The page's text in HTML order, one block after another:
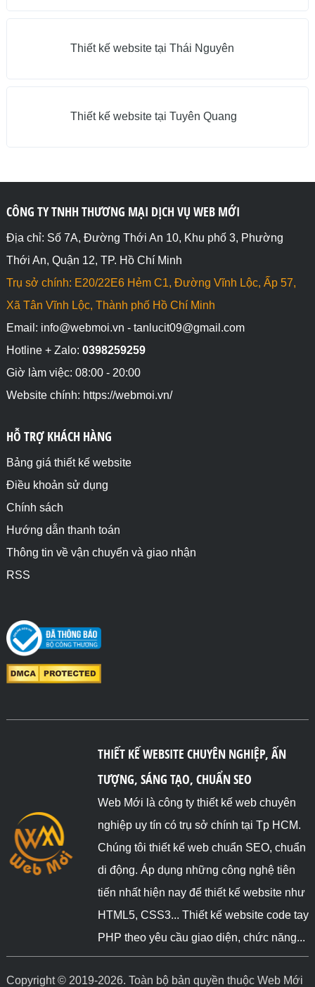
Thiết kế website tại Thái Nguyên
Thiết kế website tại Tuyên Quang
CÔNG TY TNHH THƯƠNG MẠI DỊCH VỤ WEB MỚI
Địa chỉ: Số 7A, Đường Thới An 10, Khu phố 3, Phường
Thới An, Quận 12, TP. Hồ Chí Minh
Trụ sở chính: E20/22E6 Hẻm C1, Đường Vĩnh Lộc, Ấp 57,
Xã Tân Vĩnh Lộc, Thành phố Hồ Chí Minh
Email: info@webmoi.vn - tanlucit09@gmail.com
Hotline + Zalo: 0398259259
Giờ làm việc: 08:00 - 20:00
Website chính: https://webmoi.vn/
HỖ TRỢ KHÁCH HÀNG
Bảng giá thiết kế website
Điều khoản sử dụng
Chính sách
Hướng dẫn thanh toán
Thông tin về vận chuyển và giao nhận
RSS
THIẾT KẾ WEBSITE CHUYÊN NGHIỆP, ẤN
TƯỢNG, SÁNG TẠO, CHUẨN SEO
Web Mới là công ty thiết kế web chuyên
nghiệp uy tín có trụ sở chính tại Tp HCM.
Chúng tôi thiết kế web chuẩn SEO, chuẩn
di động. Áp dụng những công nghệ tiên
tiến nhất hiện nay để thiết kế website như
HTML5, CSS3... Thiết kế website code tay
PHP theo yêu cầu giao diện, chức năng...
Copyright © 2019-2026. Toàn bộ bản quyền thuộc Web Mới